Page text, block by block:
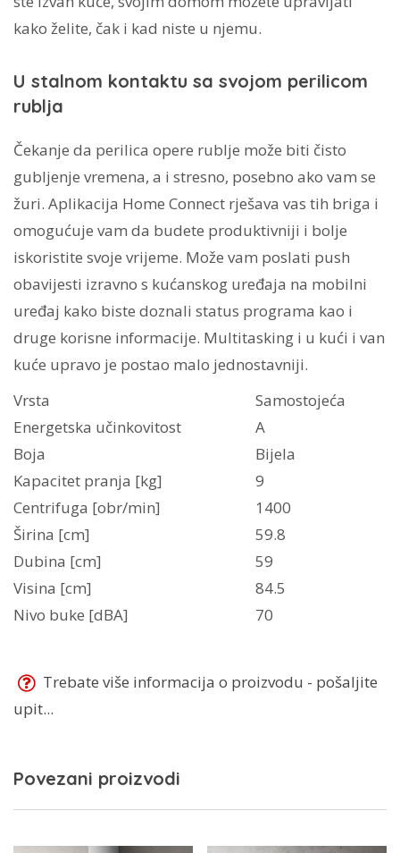
kako želite, čak i kad niste u njemu.
U stalnom kontaktu sa svojom perilicom
rublja
Čekanje da perilica opere rublje može biti čisto
gubljenje vremena, a i stresno, posebno ako vam se
žuri. Aplikacija Home Connect rješava vas tih briga i
omogućuje vam da budete produktivniji i bolje
iskoristite svoje vrijeme. Može vam poslati push
obavijesti izravno s kućanskog uređaja na mobilni
uređaj kako biste doznali status programa kao i
druge korisne informacije. Multitasking i u kući i van
kuće upravo je postao malo jednostavniji.
Vrsta
Samostojeća
Energetska učinkovitost
A
Boja
Bijela
Kapacitet pranja [kg]
9
Centrifuga [obr/min]
1400
Širina [cm]
59.8
Dubina [cm]
59
Visina [cm]
84.5
Nivo buke [dBA]
70
Trebate više informacija o proizvodu - pošaljite
upit...
Povezani proizvodi